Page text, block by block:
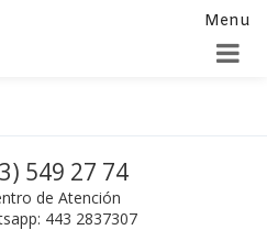
Menu
negocio.
us
549 27 74
de Atención
443 2837307